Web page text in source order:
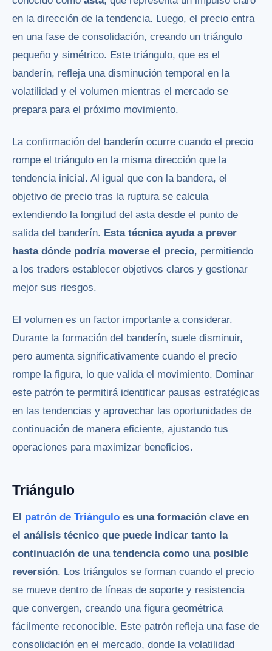
en la dirección de la tendencia. Luego, el precio entra
en una fase de consolidación, creando un triángulo
pequeño y simétrico. Este triángulo, que es el
banderín, refleja una disminución temporal en la
volatilidad y el volumen mientras el mercado se
prepara para el próximo movimiento.
La confirmación del banderín ocurre cuando el precio
rompe el triángulo en la misma dirección que la
tendencia inicial. Al igual que con la bandera, el
objetivo de precio tras la ruptura se calcula
extendiendo la longitud del asta desde el punto de
salida del banderín. Esta técnica ayuda a prever
hasta dónde podría moverse el precio, permitiendo
a los traders establecer objetivos claros y gestionar
mejor sus riesgos.
El volumen es un factor importante a considerar.
Durante la formación del banderín, suele disminuir,
pero aumenta significativamente cuando el precio
rompe la figura, lo que valida el movimiento. Dominar
este patrón te permitirá identificar pausas estratégicas
en las tendencias y aprovechar las oportunidades de
continuación de manera eficiente, ajustando tus
operaciones para maximizar beneficios.
Triángulo
El patrón de Triángulo es una formación clave en
el análisis técnico que puede indicar tanto la
continuación de una tendencia como una posible
reversión. Los triángulos se forman cuando el precio
se mueve dentro de líneas de soporte y resistencia
que convergen, creando una figura geométrica
fácilmente reconocible. Este patrón refleja una fase de
consolidación en el mercado, donde la volatilidad